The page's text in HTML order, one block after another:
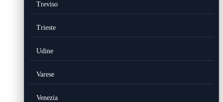
Treviso
Trieste
Udine
Varese
Venezia